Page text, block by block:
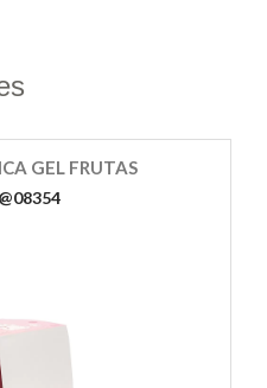
GEL FRUTAS